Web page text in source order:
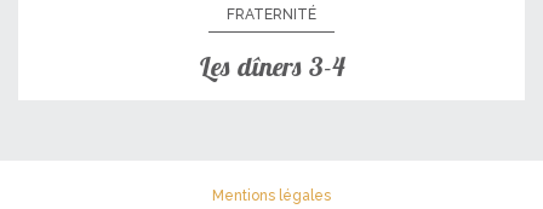
FRATERNITÉ
Les dîners 3-4
Mentions légales